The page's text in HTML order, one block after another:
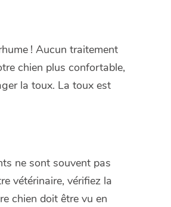
! Aucun traitement
chien plus confortable,
la toux. La toux est
ne sont souvent pas
vétérinaire, vérifiez la
chien doit être vu en